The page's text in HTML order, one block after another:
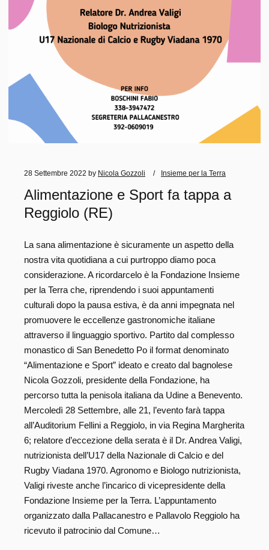
28 Settembre 2022 by Nicola Gozzoli Insieme per la Terra
Alimentazione e Sport fa tappa a
Reggiolo (RE)
La sana alimentazione è sicuramente un aspetto della
nostra vita quotidiana a cui purtroppo diamo poca
considerazione. A ricordarcelo è la Fondazione Insieme
per la Terra che, riprendendo i suoi appuntamenti
culturali dopo la pausa estiva, è da anni impegnata nel
promuovere le eccellenze gastronomiche italiane
attraverso il linguaggio sportivo. Partito dal complesso
monastico di San Benedetto Po il format denominato
“Alimentazione e Sport” ideato e creato dal bagnolese
Nicola Gozzoli, presidente della Fondazione, ha
percorso tutta la penisola italiana da Udine a Benevento.
Mercoledì 28 Settembre, alle 21, l’evento farà tappa
all’Auditorium Fellini a Reggiolo, in via Regina Margherita
6; relatore d’eccezione della serata è il Dr. Andrea Valigi,
nutrizionista dell’U17 della Nazionale di Calcio e del
Rugby Viadana 1970. Agronomo e Biologo nutrizionista,
Valigi riveste anche l’incarico di vicepresidente della
Fondazione Insieme per la Terra. L’appuntamento
organizzato dalla Pallacanestro e Pallavolo Reggiolo ha
ricevuto il patrocinio dal Comune…